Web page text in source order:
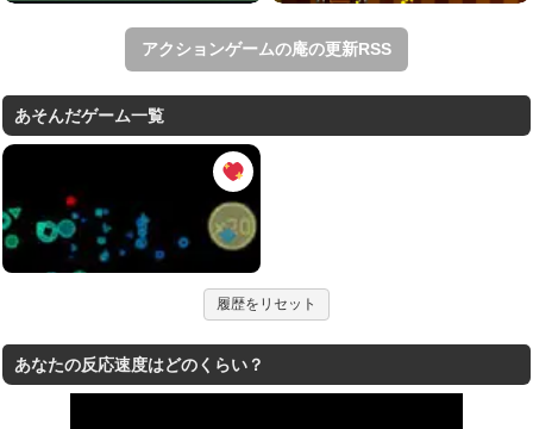
アクションゲームの庵の更新RSS
あそんだゲーム一覧
履歴をリセット
あなたの反応速度はどのくらい？